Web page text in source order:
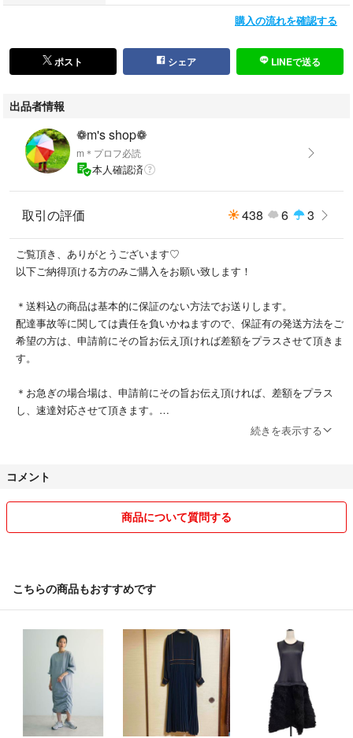
ポケット[無し]
（アルモニーア）
armoniaとはイタリア語で「ハーモニー」の意味。 心の豊かさを持ち、今
ド。
お客様のワードローブと調和するアイテムを作りたいという思いを込め
ました。
購入の流れを確認する
ポスト シェア LINEで送る
出品者情報
❁m's shop❁
m＊プロフ必読
本人確認済
取引の評価 438 6 3
ご覧頂き、ありがとうございます♡
以下ご納得頂ける方のみご購入をお願い致します！
＊送料込の商品は基本的に保証のない方法でお送りします。
配達事故等に関しては責任を負いかねますので、保証有の発送方法をご
希望の方は、申請前にその旨お伝え頂ければ差額をプラスさせて頂きま
す。
＊お急ぎの場合場は、申請前にその旨お伝え頂ければ、差額をプラス
し、速達対応させて頂きます。
＊一番最初に申請を頂いた方を優先致します。
続きを表示する
コメント
商品について質問する
こちらの商品もおすすめです